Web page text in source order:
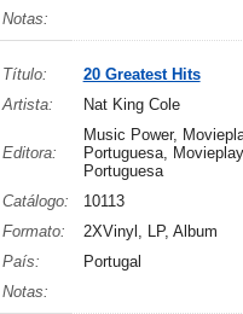
Notas:
Título:
20 Greatest Hits
Artista:
Nat King Cole
Editora:
Music Power,
Portuguesa, Movieplay
Portuguesa
Catálogo:
10113
Formato:
2XVinyl, LP, Album
País:
Portugal
Notas: